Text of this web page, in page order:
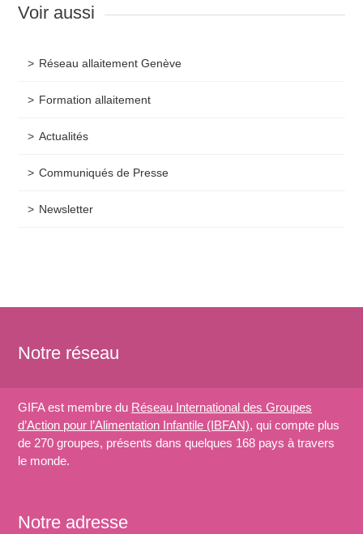
Voir aussi
Réseau allaitement Genève
Formation allaitement
Actualités
Communiqués de Presse
Newsletter
Notre réseau
GIFA est membre du Réseau International des Groupes
d’Action pour l’Alimentation Infantile (IBFAN), qui compte plus
de 270 groupes, présents dans quelques 168 pays à travers
le monde.
Notre adresse